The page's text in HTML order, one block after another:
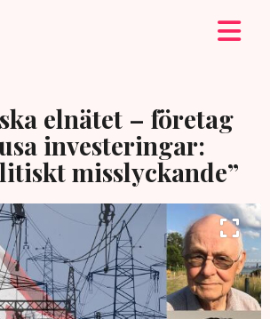
elnätet – företag
investeringar:
misslyckande”